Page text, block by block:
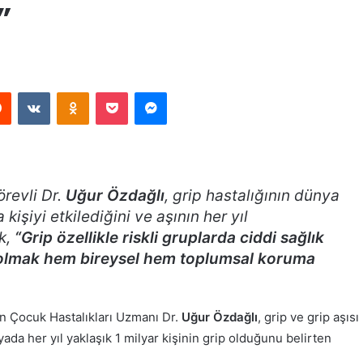
Reddit VKontakteOdnoklassniki
Pocket Messenger
Dr. Uğur Özdağlı, grip hastalığının dünya
etkilediğini ve aşının her yıl
“Grip özellikle riskli gruplarda ciddi sağlık
hem bireysel hem toplumsal koruma
Hastalıkları Uzmanı Dr. Uğur Özdağlı, grip ve grip aşısı
her yıl yaklaşık 1 milyar kişinin grip olduğunu belirten